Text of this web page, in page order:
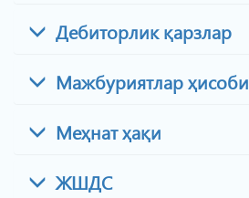
Дебиторлик қарзлар
Мажбуриятлар ҳисоби
Меҳнат ҳақи
ЖШДС